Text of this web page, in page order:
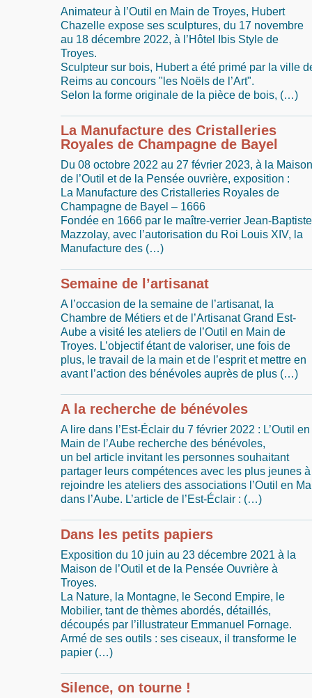
Animateur à l’Outil en Main de Troyes, Hubert
Chazelle expose ses sculptures, du 17 novembre
au 18 décembre 2022, à l’Hôtel Ibis Style de
Troyes.
Sculpteur sur bois, Hubert a été primé par la ville
Reims au concours "les Noëls de l’Art".
Selon la forme originale de la pièce de bois, (…)
La Manufacture des Cristalleries
Royales de Champagne de Bayel
Du 08 octobre 2022 au 27 février 2023, à la Maison
de l’Outil et de la Pensée ouvrière, exposition :
La Manufacture des Cristalleries Royales de
Champagne de Bayel – 1666
Fondée en 1666 par le maître-verrier Jean-Baptiste
Mazzolay, avec l’autorisation du Roi Louis XIV, la
Manufacture des (…)
Semaine de l’artisanat
A l’occasion de la semaine de l’artisanat, la
Chambre de Métiers et de l’Artisanat Grand Est-
Aube a visité les ateliers de l’Outil en Main de
Troyes. L’objectif étant de valoriser, une fois de
plus, le travail de la main et de l’esprit et mettre en
avant l’action des bénévoles auprès de plus (…)
A la recherche de bénévoles
A lire dans l’Est-Éclair du 7 février 2022 : L’Outil en
Main de l’Aube recherche des bénévoles,
un bel article invitant les personnes souhaitant
partager leurs compétences avec les plus jeunes à
rejoindre les ateliers des associations l’Outil en
dans l’Aube. L’article de l’Est-Éclair : (…)
Dans les petits papiers
Exposition du 10 juin au 23 décembre 2021 à la
Maison de l’Outil et de la Pensée Ouvrière à
Troyes.
La Nature, la Montagne, le Second Empire, le
Mobilier, tant de thèmes abordés, détaillés,
découpés par l’illustrateur Emmanuel Fornage.
Armé de ses outils : ses ciseaux, il transforme le
papier (…)
Silence, on tourne !